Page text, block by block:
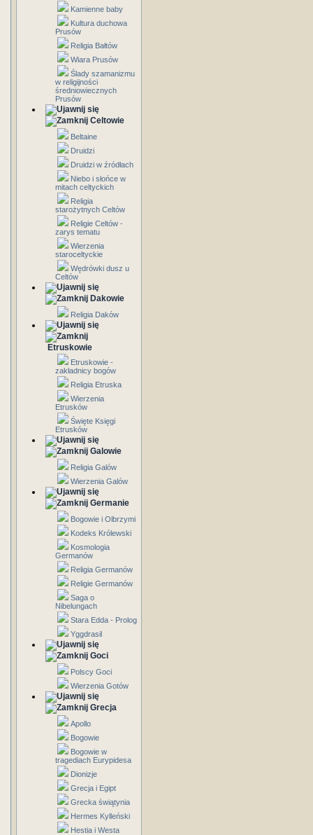
Kamienne baby
Kultura duchowa
Prusów
Religia Bałtów
Wiara Prusów
Ślady szamanizmu
w religijności
średniowiecznych
Prusów
Celtowie
Beltaine
Druidzi
Druidzi w źródłach
Niebo i słońce w
mitach celtyckich
Religia
starożytnych Celtów
Religie Celtów -
zarys tematu
Wierzenia
staroceltyckie
Wędrówki dusz u
Celtów
Dakowie
Religia Daków
Etruskowie
Etruskowie -
zakładnicy bogów
Religia Etruska
Wierzenia
Etrusków
Święte Księgi
Etrusków
Galowie
Religia Galów
Wierzenia Galów
Germanie
Bogowie i Olbrzymi
Kodeks Królewski
Kosmologia
Germanów
Religia Germanów
Religie Germanów
Saga o
Nibelungach
Stara Edda - Prolog
Yggdrasil
Goci
Polscy Goci
Wierzenia Gotów
Grecja
Apollo
Bogowie
Bogowie w
tragediach Eurypidesa
Dionizje
Grecja i Egipt
Grecka świątynia
Hermes Kylleński
Hestia i Westa